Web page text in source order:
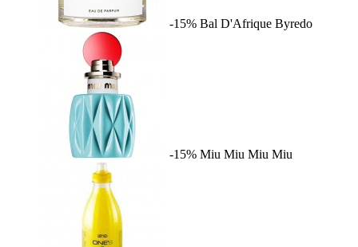
-15% Bal D'Afrique Byredo
-15% Miu Miu Miu Miu